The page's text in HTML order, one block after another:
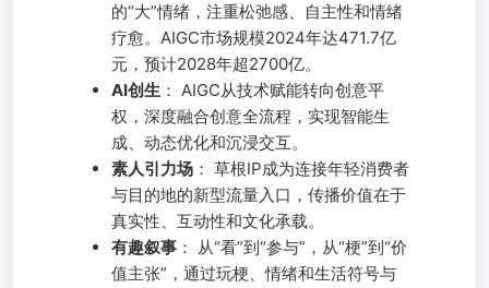
的“大”情绪，注重松弛感、自主性和情绪
疗愈。AIGC市场规模2024年达471.7亿
元，预计2028年超2700亿。
AI创生 ： AIGC从技术赋能转向创意平
权，深度融合创意全流程，实现智能生
成、动态优化和沉浸交互。
素人引力场 ： 草根IP成为连接年轻消费者
与目的地的新型流量入口，传播价值在于
真实性、互动性和文化承载。
有趣叙事 ： 从“看”到“参与”，从“梗”到“价
值主张”，通过玩梗、情绪和生活符号与